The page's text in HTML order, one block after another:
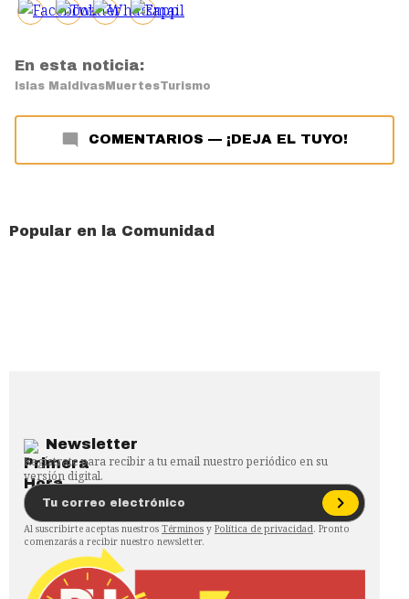
En esta noticia:
Islas MaldivasMuertesTurismo
COMENTARIOS — ¡DEJA EL TUYO!
Popular en la Comunidad
Newsletter
Regístrate para recibir a tu email nuestro periódico en su
versión digital.
Al suscribirte aceptas nuestros Términos y Política de privacidad. Pronto
comenzarás a recibir nuestro newsletter.